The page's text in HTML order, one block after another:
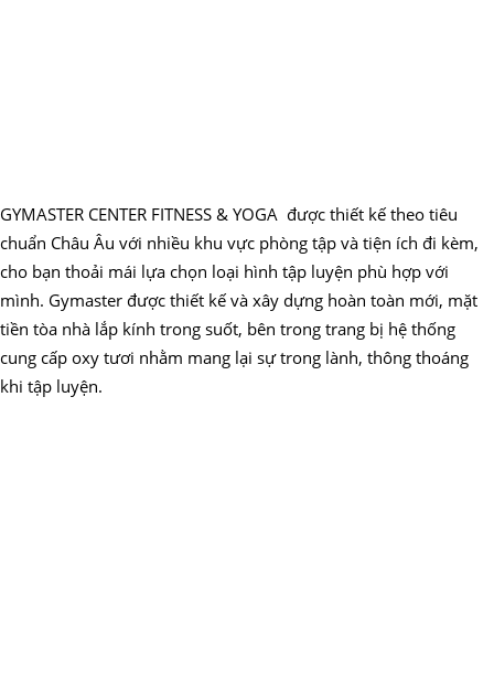
GYMASTER CENTER FITNESS & YOGA được thiết kế theo tiêu
chuẩn Châu Âu với nhiều khu vực phòng tập và tiện ích đi kèm,
cho bạn thoải mái lựa chọn loại hình tập luyện phù hợp với
mình. Gymaster được thiết kế và xây dựng hoàn toàn mới, mặt
tiền tòa nhà lắp kính trong suốt, bên trong trang bị hệ thống
cung cấp oxy tươi nhằm mang lại sự trong lành, thông thoáng
khi tập luyện.